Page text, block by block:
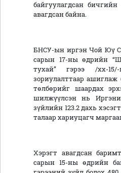
байгуулагдсан
авагдсан байна.
БНСУ-ын иргэн Чой Юү
сарын 17-ны өдрийн
тухай” гэрээ /хх-
зориулалттаар
төлбөрийг шаардах
шилжүүлсэн нь
зүйлийн 123.2 дахь
талаар хариуцагч
Хэрэгт авагдсан
сарын 15-ны өдрийн